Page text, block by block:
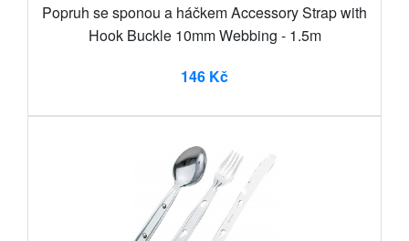
Popruh se sponou a háčkem Accessory Strap with
Hook Buckle 10mm Webbing - 1.5m
146 Kč